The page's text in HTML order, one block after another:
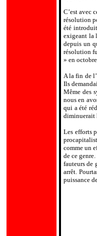
C’est avec
résolution
été
exigeant la
depuis un
résolution
» en
A la fin de
Ils
Même des
nous en
qui a été
diminuerait
Les efforts
comme un
de ce
fauteurs de
arrêt.
puissance